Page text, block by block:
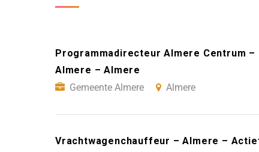
Programmadirecteur Almere Centrum
Almere – Almere
Gemeente Almere
Almere
Vrachtwagenchauffeur – Almere –